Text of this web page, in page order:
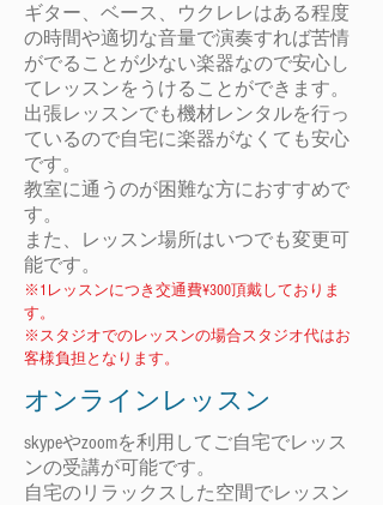
​ギター、ベース、ウクレレはある程度
の時間や適切な音量で演奏すれば苦情
がでることが少ない楽器なので安心し
てレッスンをうけることができます。
​出張レッスンでも機材レンタルを行っ
ているので自宅に楽器がなくても安心
です。
​教室に通うのが困難な方におすすめで
す。
また、レッスン場所はいつでも変更可
能です。
※1レッスンにつき交通費¥300頂戴しておりま
す。
​※スタジオでのレッスンの場合スタジオ代はお
客様負担となります。
​オンラインレッスン
skypeやzoomを利用してご自宅でレッス
ンの受講が可能です。
自宅のリラックスした空間でレッスン